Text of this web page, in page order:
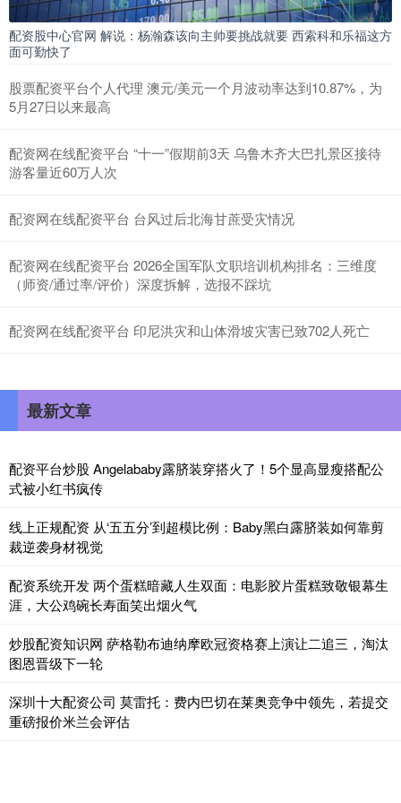
配资股中心官网 解说：杨瀚森该向主帅要挑战就要 西索科和乐福这方
面可勤快了
股票配资平台个人代理 澳元/美元一个月波动率达到10.87%，为
5月27日以来最高
配资网在线配资平台 “十一”假期前3天 乌鲁木齐大巴扎景区接待
游客量近60万人次
配资网在线配资平台 台风过后北海甘蔗受灾情况
配资网在线配资平台 2026全国军队文职培训机构排名：三维度
（师资/通过率/评价）深度拆解，选报不踩坑
配资网在线配资平台 印尼洪灾和山体滑坡灾害已致702人死亡
最新文章
配资平台炒股 Angelababy露脐装穿搭火了！5个显高显瘦搭配公
式被小红书疯传
线上正规配资 从‘五五分’到超模比例：Baby黑白露脐装如何靠剪
裁逆袭身材视觉
配资系统开发 两个蛋糕暗藏人生双面：电影胶片蛋糕致敬银幕生
涯，大公鸡碗长寿面笑出烟火气
炒股配资知识网 萨格勒布迪纳摩欧冠资格赛上演让二追三，淘汰
图恩晋级下一轮
深圳十大配资公司 莫雷托：费内巴切在莱奥竞争中领先，若提交
重磅报价米兰会评估